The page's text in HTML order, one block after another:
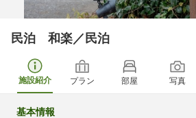
民泊 和楽／民泊
施設紹介 プラン 部屋 写真
基本情報